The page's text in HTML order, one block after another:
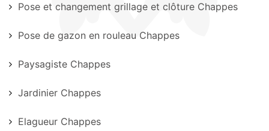
Pose et changement grillage et clôture Chappes
Pose de gazon en rouleau Chappes
Paysagiste Chappes
Jardinier Chappes
Elagueur Chappes